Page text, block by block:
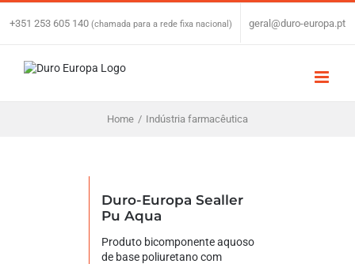
Skip
+351 253 605 140 (chamada para a rede fixa nacional) geral@duro-europa.pt
Home / Indústria farmacêutica
Duro-Europa Sealler
Pu Aqua
Produto bicomponente aquoso
de base poliuretano com